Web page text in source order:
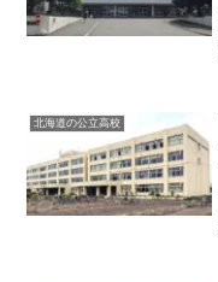
北海道の公立高校